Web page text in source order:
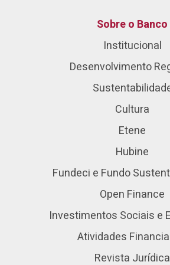
Sobre o Banco
Institucional
Desenvolvimento
Cultura
Etene
Hubine
Fundeci e Fundo
Open Finance
Investimentos Sociais e
Atividades
Revista Jurídica